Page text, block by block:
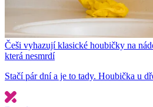
Češi vyhazují klasické houbičky na
která nesmrdí
Stačí pár dní a je to tady. Houbička u